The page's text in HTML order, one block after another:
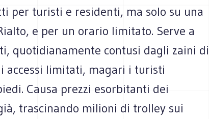
per turisti e residenti, ma solo su una
e per un orario limitato. Serve a
quotidianamente contusi dagli zaini di
accessi limitati, magari i turisti
Causa prezzi esorbitanti dei
trascinando milioni di trolley sui